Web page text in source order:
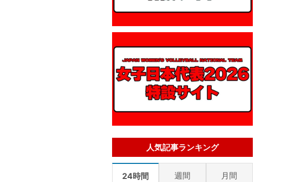
人気記事ランキング
24時間 週間 月間